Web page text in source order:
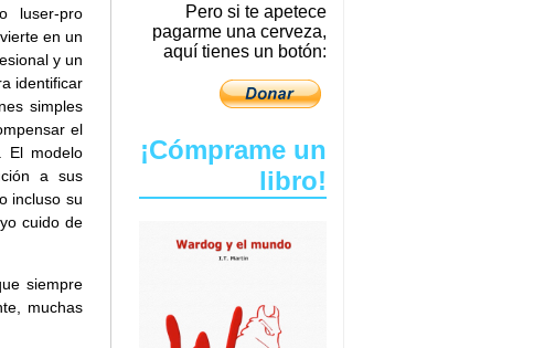
Pero si te apetece
pagarme una cerveza,
aquí tienes un botón:
¡Cómprame un
libro!
luser-pro
en un
y un
identificar
simples
el
El modelo
a sus
incluso su
cuido de
siempre
muchas